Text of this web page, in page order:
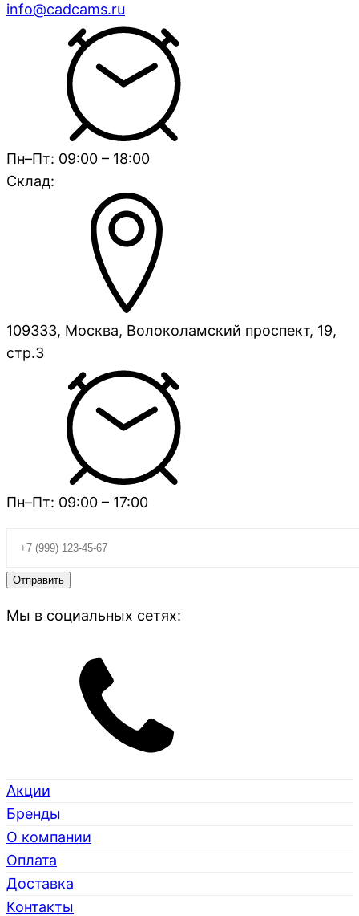
info@cadcams.ru
Пн–Пт: 09:00 – 18:00
Склад:
109333, Москва, Волоколамский проспект, 19,
стр.3
Пн–Пт: 09:00 – 17:00
Мы в социальных сетях:
Акции
Бренды
О компании
Оплата
Доставка
Контакты